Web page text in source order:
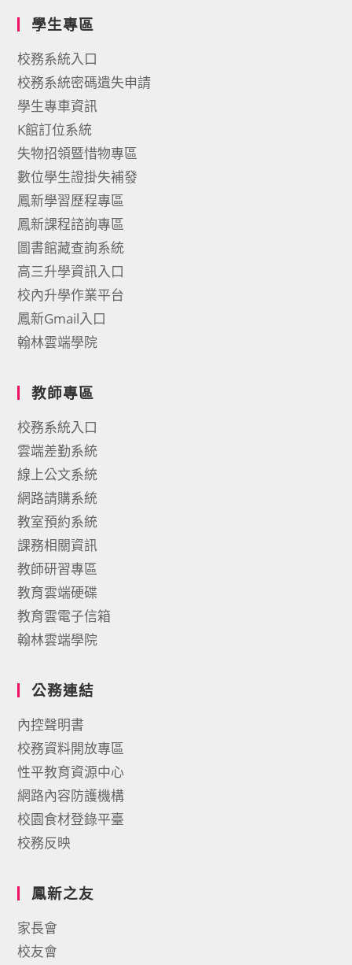
學生專區
校務系統入口
校務系統密碼遺失申請
學生專車資訊
K館訂位系統
失物招領暨惜物專區
數位學生證掛失補發
鳳新學習歷程專區
鳳新課程諮詢專區
圖書館藏查詢系統
高三升學資訊入口
校內升學作業平台
鳳新Gmail入口
翰林雲端學院
教師專區
校務系統入口
雲端差勤系統
線上公文系統
網路請購系統
教室預約系統
課務相關資訊
教師研習專區
教育雲端硬碟
教育雲電子信箱
翰林雲端學院
公務連結
內控聲明書
校務資料開放專區
性平教育資源中心
網路內容防護機構
校園食材登錄平臺
校務反映
鳳新之友
家長會
校友會